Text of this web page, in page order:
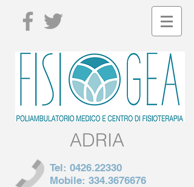
ADRIA
Tel: 0426.22330
Mobile: 334.3676676